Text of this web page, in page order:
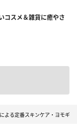
コスメ＆雑貨に癒やさ
よる定番スキンケア・ヨモギシ